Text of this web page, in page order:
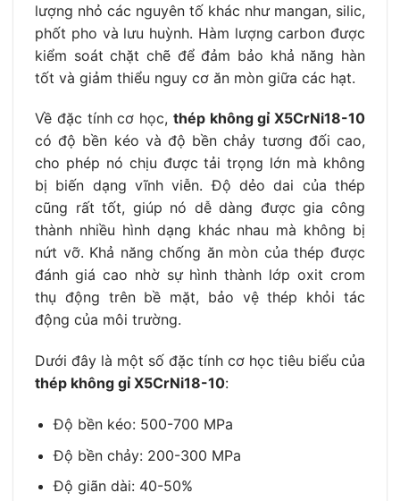
lượng nhỏ các nguyên tố khác như mangan, silic,
phốt pho và lưu huỳnh. Hàm lượng carbon được
kiểm soát chặt chẽ để đảm bảo khả năng hàn
tốt và giảm thiểu nguy cơ ăn mòn giữa các hạt.
Về đặc tính cơ học, thép không gỉ X5CrNi18-10
có độ bền kéo và độ bền chảy tương đối cao,
cho phép nó chịu được tải trọng lớn mà không
bị biến dạng vĩnh viễn. Độ dẻo dai của thép
cũng rất tốt, giúp nó dễ dàng được gia công
thành nhiều hình dạng khác nhau mà không bị
nứt vỡ. Khả năng chống ăn mòn của thép được
đánh giá cao nhờ sự hình thành lớp oxit crom
thụ động trên bề mặt, bảo vệ thép khỏi tác
động của môi trường.
Dưới đây là một số đặc tính cơ học tiêu biểu của
thép không gỉ X5CrNi18-10:
Độ bền kéo: 500-700 MPa
Độ bền chảy: 200-300 MPa
Độ giãn dài: 40-50%